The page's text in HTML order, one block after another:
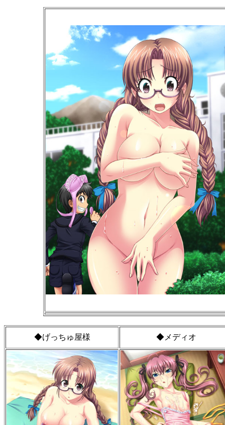
◆げっちゅ屋様 ◆メディオ